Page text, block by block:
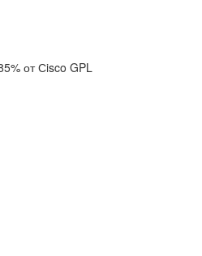
от Сisco GPL